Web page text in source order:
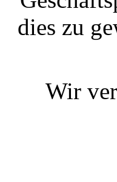
dies zu
Wir